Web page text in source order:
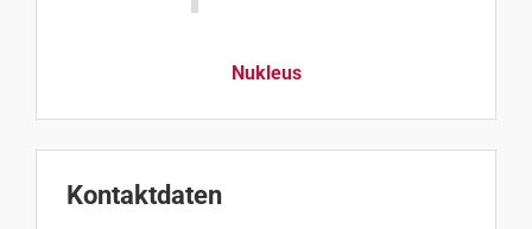
Nukleus
Kontaktdaten